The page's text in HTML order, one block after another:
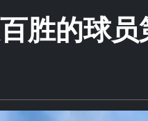
胜的球